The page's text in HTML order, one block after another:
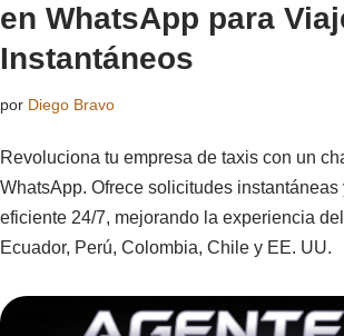
en WhatsApp para
Instantáneos
por Diego Bravo
Revoluciona tu empresa de taxis con un
WhatsApp. Ofrece solicitudes instantáneas
eficiente 24/7, mejorando la experiencia
Ecuador, Perú, Colombia, Chile y EE. UU.